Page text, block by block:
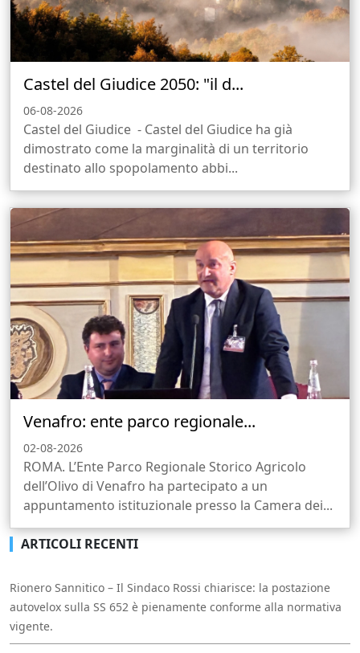
Castel del Giudice 2050: "il d...
06-08-2026
Castel del Giudice - Castel del Giudice ha già
dimostrato come la marginalità di un territorio
destinato allo spopolamento abbi...
Venafro: ente parco regionale...
02-08-2026
ROMA. L’Ente Parco Regionale Storico Agricolo
dell’Olivo di Venafro ha partecipato a un
appuntamento istituzionale presso la Camera dei...
ARTICOLI RECENTI
Rionero Sannitico – Il Sindaco Rossi chiarisce: la postazione
autovelox sulla SS 652 è pienamente conforme alla normativa
vigente.